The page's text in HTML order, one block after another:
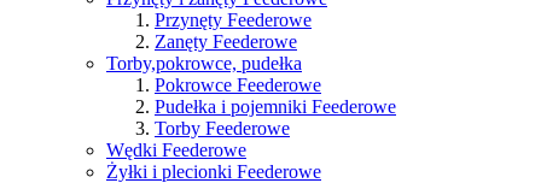
Przynęty Feederowe
Zanęty Feederowe
Torby,pokrowce, pudełka
Pokrowce Feederowe
Pudełka i pojemniki Feederowe
Torby Feederowe
Wędki Feederowe
Żyłki i plecionki Feederowe